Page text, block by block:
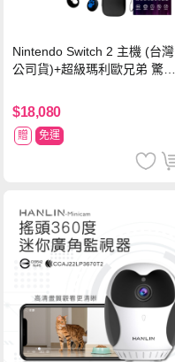
Nintendo Switch 2 主機 (台灣
公司貨)+超級瑪利歐兄弟 驚奇
球 狂熱 中文版
$18,080
贈 免運